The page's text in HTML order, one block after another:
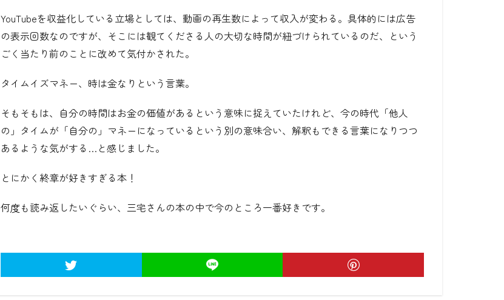
YouTubeを収益化している立場としては、動画の再生数によって収入が変わる。具体的には広告
の表示回数なのですが、そこには観てくださる人の大切な時間が紐づけられているのだ、という
ごく当たり前のことに改めて気付かされた。
タイムイズマネー、時は金なりという言葉。
そもそもは、自分の時間はお金の価値があるという意味に捉えていたけれど、今の時代「他人
の」タイムが「自分の」マネーになっているという別の意味合い、解釈もできる言葉になりつつ
あるような気がする…と感じました。
とにかく終章が好きすぎる本！
何度も読み返したいぐらい、三宅さんの本の中で今のところ一番好きです。